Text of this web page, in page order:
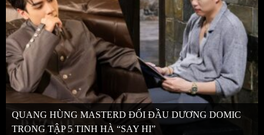
QUANG HÙNG MASTERD ĐỐI ĐẦU DƯƠNG DOMIC
TRONG TẬP 5 TINH HÀ “SAY HI”